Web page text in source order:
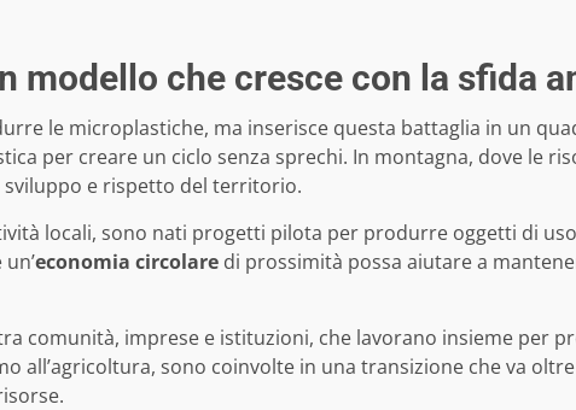
modello che cresce con la sfida
le microplastiche, ma inserisce questa battaglia in un
per creare un ciclo senza sprechi. In montagna, dove le
e rispetto del territorio.
locali, sono nati progetti pilota per produrre oggetti di
economia circolare di prossimità possa aiutare a
comunità, imprese e istituzioni, che lavorano insieme per
all’agricoltura, sono coinvolte in una transizione che va